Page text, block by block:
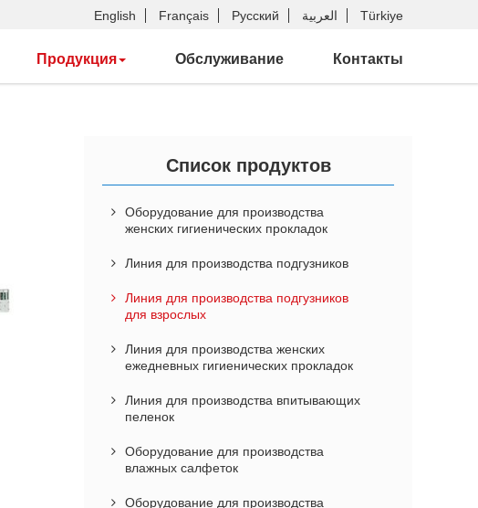
English Français Русский العربية Türkiye
Продукция Обслуживание Контакты
Список продуктов
Оборудование для производства
женских гигиенических прокладок
Линия для производства подгузников
Линия для производства подгузников
для взрослых
Линия для производства женских
ежедневных гигиенических прокладок
Линия для производства впитывающих
пеленок
Оборудование для производства
влажных салфеток
Оборудование для производства